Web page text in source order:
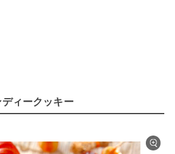
ィークッキー